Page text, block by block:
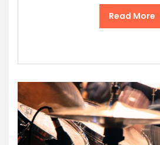
Read More